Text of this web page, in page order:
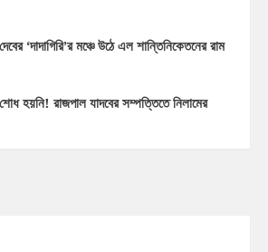
‘দাদাগিরি’র মঞ্চে উঠে এল শান্তিনিকেতনের রাম
হয়নি! রাজপাল যাদবের সম্পত্তিতে নিলামের